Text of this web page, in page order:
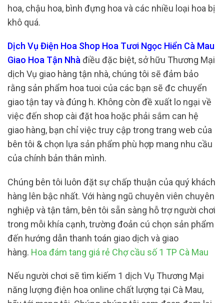
hoa, chậu hoa, bình đựng hoa và các nhiều loại hoa bị
khô quá.
Dịch Vụ Điện Hoa Shop Hoa Tươi Ngọc Hiển Cà Mau
Giao Hoa Tận Nhà điều đặc biệt, sở hữu Thương Mại
dịch Vụ giao hàng tận nhà, chúng tôi sẽ đảm bảo
rằng sản phẩm hoa tuoi của các bạn sẽ đc chuyển
giao tận tay và đúng h. Không còn đề xuất lo ngại về
việc đến shop cài đặt hoa hoặc phải sắm can hệ
giao hàng, bạn chỉ việc truy cập trong trang web của
bên tôi & chọn lựa sản phẩm phù hợp mang nhu cầu
của chính bản thân mình.
Chúng bên tôi luôn đặt sự chấp thuận của quý khách
hàng lên bậc nhất. Với hàng ngũ chuyên viên chuyên
nghiệp và tận tâm, bên tôi sẵn sàng hỗ trợ người chơi
trong mỗi khía cạnh, trường đoản cú chọn sản phẩm
đến hướng dẫn thanh toán giao dịch và giao
hàng. Hoa đám tang giá rẻ Chợ cầu số 1 TP Cà Mau
Nếu người chơi sẽ tìm kiếm 1 dịch Vụ Thương Mại
năng lượng điện hoa online chất lượng tại Cà Mau,